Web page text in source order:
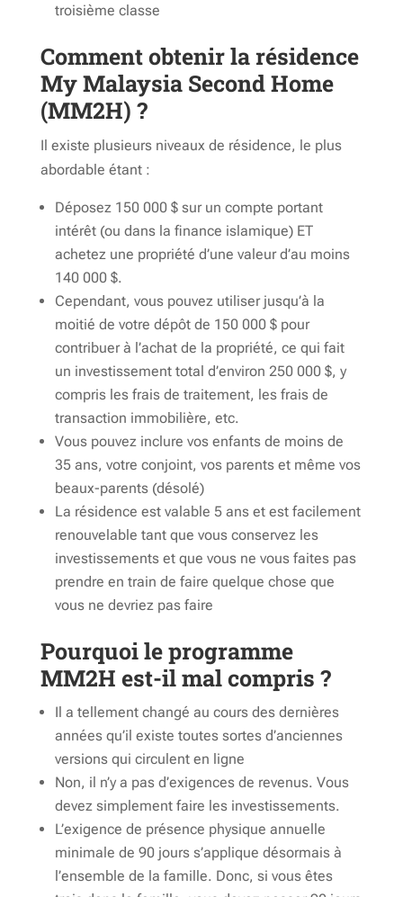
troisième classe
Comment obtenir la résidence
My Malaysia Second Home
(MM2H) ?
Il existe plusieurs niveaux de résidence, le plus
abordable étant :
Déposez 150 000 $ sur un compte portant
intérêt (ou dans la finance islamique) ET
achetez une propriété d’une valeur d’au moins
140 000 $.
Cependant, vous pouvez utiliser jusqu’à la
moitié de votre dépôt de 150 000 $ pour
contribuer à l’achat de la propriété, ce qui fait
un investissement total d’environ 250 000 $, y
compris les frais de traitement, les frais de
transaction immobilière, etc.
Vous pouvez inclure vos enfants de moins de
35 ans, votre conjoint, vos parents et même vos
beaux-parents (désolé)
La résidence est valable 5 ans et est facilement
renouvelable tant que vous conservez les
investissements et que vous ne vous faites pas
prendre en train de faire quelque chose que
vous ne devriez pas faire
Pourquoi le programme
MM2H est-il mal compris ?
Il a tellement changé au cours des dernières
années qu’il existe toutes sortes d’anciennes
versions qui circulent en ligne
Non, il n’y a pas d’exigences de revenus. Vous
devez simplement faire les investissements.
L’exigence de présence physique annuelle
minimale de 90 jours s’applique désormais à
l’ensemble de la famille. Donc, si vous êtes